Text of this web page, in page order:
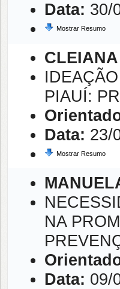
Data: 30/
Mostrar Resumo
PIAUÍ:
Data: 23/
Mostrar Resumo
NA
Data: 09/